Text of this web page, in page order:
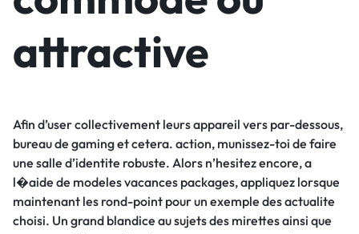
attractive
Afin d’user collectivement leurs appareil vers par-dessous,
bureau de gaming et cetera. action, munissez-toi de faire
une salle d’identite robuste. Alors n’hesitez encore, a
l�aide de modeles vacances packages, appliquez lorsque
maintenant les rond-point pour un exemple des actualite
choisi. Un grand blandice au sujets des mirettes ainsi que